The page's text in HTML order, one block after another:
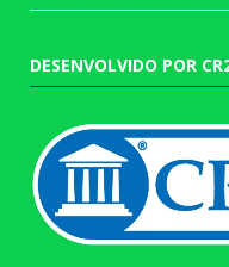
DESENVOLVIDO POR